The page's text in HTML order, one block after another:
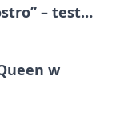
– test
w